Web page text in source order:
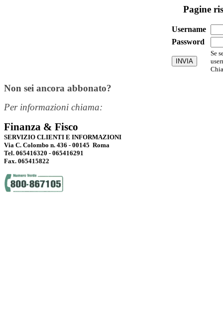
Pagine
Username
Password
Se
Non sei ancora abbonato?
Per informazioni chiama:
Finanza & Fisco
SERVIZIO CLIENTI E INFORMAZIONI
Via C. Colombo n. 436 - 00145 Roma
Tel. 065416320 - 065416291
Fax. 065415822